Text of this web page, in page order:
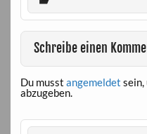
Schreibe einen
Du musst angemeldet sein,
abzugeben.